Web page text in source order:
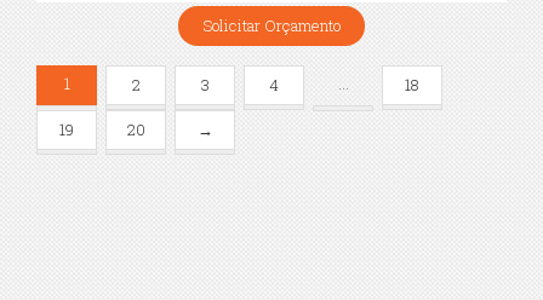
Solicitar Orçamento
1 2 3 4 … 18
19 20 →